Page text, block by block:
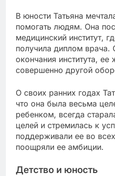
В юности Татьяна
помогать людям. Она
медицинский институт,
получила диплом врача.
окончания института, ее
совершенно другой
О своих ранних годах
что она была весьма
ребенком, всегда
целей и стремилась к
поддерживали ее во
поощряли ее амбиции.
Детство и юность